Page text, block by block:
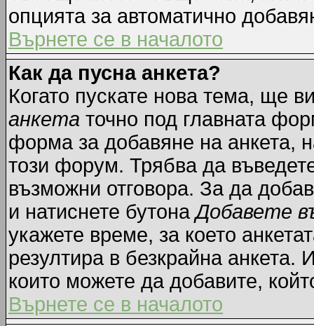
опцията за автоматично
Върнете се в началото
Как да пусна анкета?
Когато пускате нова тема, ще
анкета точно под главната
форма за добавяне на анкета,
този форум. Трябва да
възможни отговора. За да
и натиснете бутонаДобавете
укажете време, за което
резултира в безкрайна
които можете да добавите,
Върнете се в началото